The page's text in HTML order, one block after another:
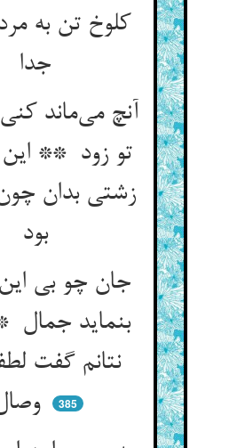
کلوخ تن به
آنچ می‌ماند
تو زود **
زشتی بدان
بود
جان چو بی
بنماید
نتانم گفت
وصال
385